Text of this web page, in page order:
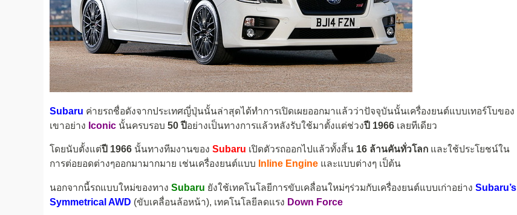
Subaru ค่ายรถชื่อดังจากประเทศญี่ปุ่นนั้นล่าสุดได้ทำการเปิดเผยออกมาแล้วว่าปัจจุบันนั้นเครื่องยนต์แบบเทอร์โบของ
เขาอย่าง Iconic นั้นครบรอบ 50 ปีอย่างเป็นทางการแล้วหลังรับใช้มาตั้งแต่ช่วงปี 1966 เลยทีเดียว
โดยนับตั้งแต่ปี 1966 นั้นทางทีมงานของ Subaru เปิดตัวรถออกไปแล้วทั้งสิ้น 16 ล้านคันทั่วโลก และใช้ประโยชน์ใน
การต่อยอดต่างๆออกมามากมาย เช่นเครื่องยนต์แบบ Inline Engine และแบบต่างๆ เป็ต้น
นอกจากนี้รถแบบใหม่ของทาง Subaru ยังใช้เทคโนโลยีการขับเคลื่อนใหม่ๆร่วมกับเครื่องยนต์แบบเก่าอย่าง Subaru’s
Symmetrical AWD (ขับเคลื่อนล้อหน้า), เทคโนโลยีลดแรง Down Force